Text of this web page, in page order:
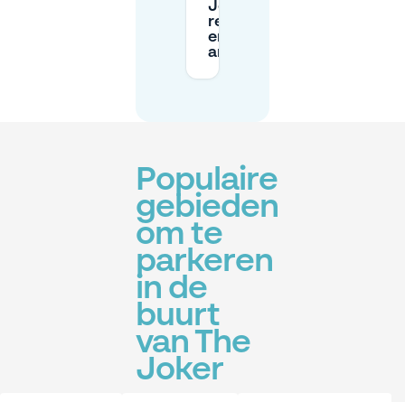
Joker
reserveren
en
annuleren?
Populaire
gebieden
om te
parkeren
in de
buurt
van The
Joker